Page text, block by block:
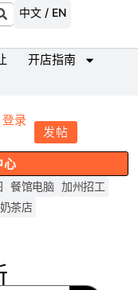
中文 / EN
开店指南
登录
发帖
心
餐馆电脑
加州招工
茶店